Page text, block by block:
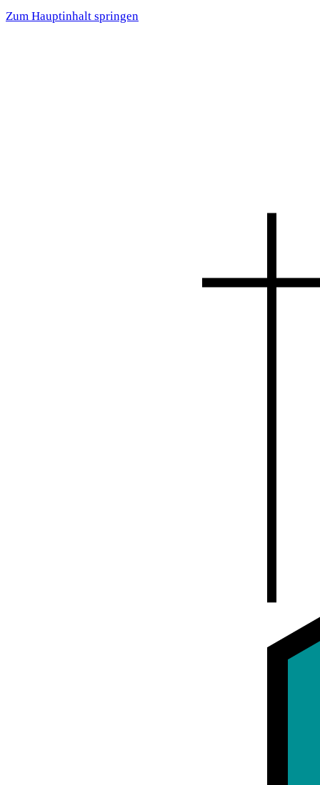
Zum Hauptinhalt springen